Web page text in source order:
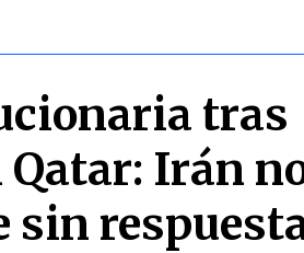
tras
Irán
sin